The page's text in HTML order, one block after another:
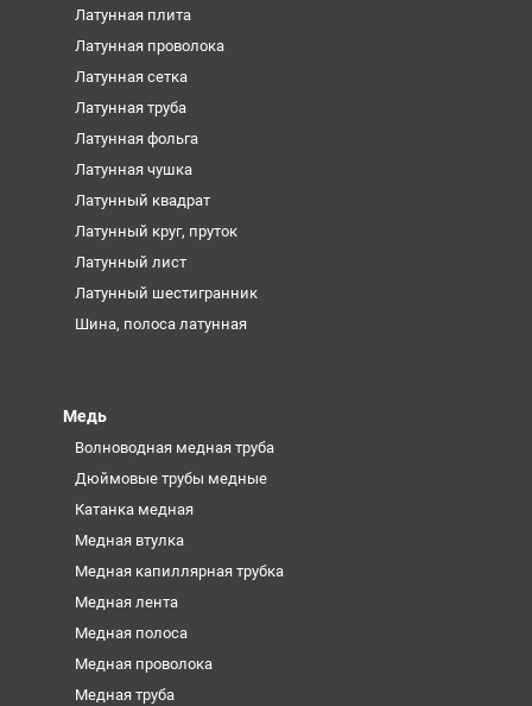
Латунная плита
Латунная проволока
Латунная сетка
Латунная труба
Латунная фольга
Латунная чушка
Латунный квадрат
Латунный круг, пруток
Латунный лист
Латунный шестигранник
Шина, полоса латунная
Медь
Волноводная медная труба
Дюймовые трубы медные
Катанка медная
Медная втулка
Медная капиллярная трубка
Медная лента
Медная полоса
Медная проволока
Медная труба